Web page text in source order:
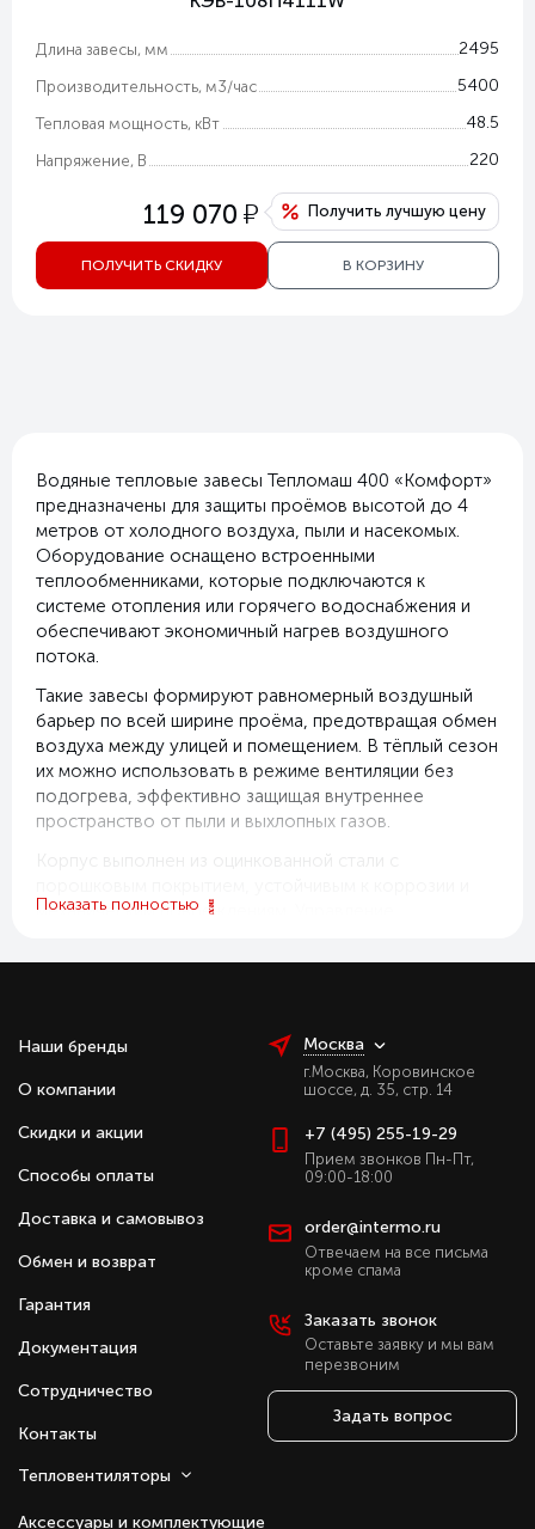
Длина завесы, мм 2495
Производительность, м3/час 5400
Тепловая мощность, кВт 48.5
Напряжение, В 220
119 070 у Получить лучшую цену
ПОЛУЧИТЬ СКИДКУ В КОРЗИНУ
Водяные тепловые завесы Тепломаш 400 «Комфорт»
предназначены для защиты проёмов высотой до 4
метров от холодного воздуха, пыли и насекомых.
Оборудование оснащено встроенными
теплообменниками, которые подключаются к
системе отопления или горячего водоснабжения и
обеспечивают экономичный нагрев воздушного
потока.
Такие завесы формируют равномерный воздушный
барьер по всей ширине проёма, предотвращая обмен
воздуха между улицей и помещением. В тёплый сезон
их можно использовать в режиме вентиляции без
подогрева, эффективно защищая внутреннее
пространство от пыли и выхлопных газов.
механическим повреждениям. Управление
вентилятора. Модели совместимы с автоматикой
обеспечивающие простоту установки. Продукция
соответствует стандартам ЕАЭС и изготавливается
на предприятии, сертифицированном по ISO
9001:2015.
Преимущества водяных завес серии 400
Надёжная защита проёмов до 4 м.
Экономичный нагрев воздуха через
теплообменник.
Равномерный поток по всей ширине проёма.
Прочный корпус с антикоррозийным
Три скорости вентилятора.
Возможность работы в режиме вентиляции
Совместимость с автоматикой и пожарной
Показать полностью
Наши бренды
О компании
Скидки и акции
Способы оплаты
Доставка и самовывоз
Обмен и возврат
Гарантия
Документация
Сотрудничество
Контакты
Тепловентиляторы
Аксессуары и комплектующие
Москва
г.Москва, Коровинское
шоссе, д. 35, стр. 14
+7 (495) 255-19-29
Прием звонков Пн-Пт,
09:00-18:00
order@intermo.ru
Отвечаем на все письма
кроме спама
Заказать звонок
Оставьте заявку и мы вам
перезвоним
Задать вопрос